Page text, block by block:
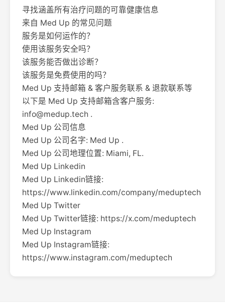
寻找涵盖所有治疗问题的可靠健康信息
来自 Med Up 的常见问题
服务是如何运作的？
使用该服务安全吗？
该服务能否做出诊断？
该服务是免费使用的吗？
Med Up 支持邮箱 & 客户服务联系 & 退款联系等
以下是 Med Up 支持邮箱含客户服务:
info@medup.tech .
Med Up 公司信息
Med Up 公司名字: Med Up .
Med Up 公司地理位置: Miami, FL.
Med Up Linkedin
Med Up Linkedin链接:
https://www.linkedin.com/company/meduptech
Med Up Twitter
Med Up Twitter链接: https://x.com/meduptech
Med Up Instagram
Med Up Instagram链接:
https://www.instagram.com/meduptech